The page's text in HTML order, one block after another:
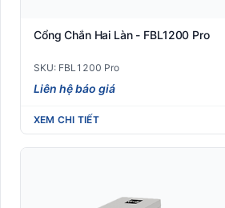
Cổng Chắn Hai Làn - FBL1200 Pro
SKU: FBL1200 Pro
Liên hệ báo giá
XEM CHI TIẾT